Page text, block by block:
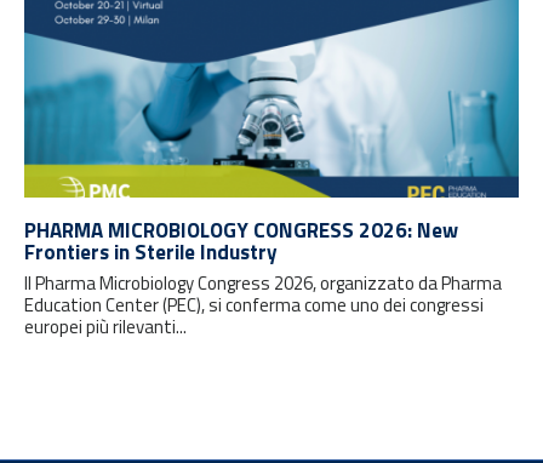
PHARMA MICROBIOLOGY CONGRESS 2026: New
Frontiers in Sterile Industry
Il Pharma Microbiology Congress 2026, organizzato da Pharma
Education Center (PEC), si conferma come uno dei congressi
europei più rilevanti...